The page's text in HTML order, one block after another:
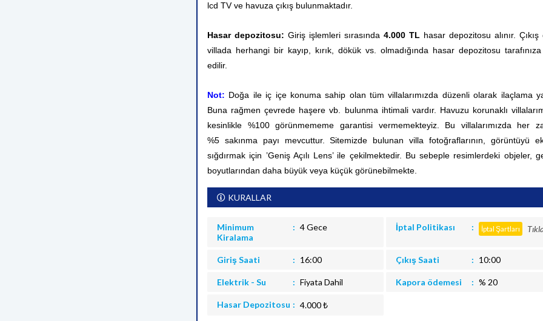
lcd TV ve havuza çıkış bulunmaktadır.
Hasar depozitosu: Giriş işlemleri sırasında 4.000 TL hasar depozitosu alınır. Çıkış
villada herhangi bir kayıp, kırık, dökük vs. olmadığında hasar depozitosu
edilir.
Not: Doğa ile iç içe konuma sahip olan tüm villalarımızda düzenli olarak ilaçlama
Buna rağmen çevrede haşere vb. bulunma ihtimali vardır. Havuzu korunaklı
kesinlikle %100 görünmememe garantisi vermemekteyiz. Bu villalarımızda her
%5 sakınma payı mevcuttur.
Sitemizde bulunan villa fotoğraflarının, görüntüyü
sığdırmak için ’Geniş Açılı Lens’ ile çekilmektedir. Bu sebeple resimlerdeki objeler,
boyutlarından daha büyük veya küçük görünebilmekte.
KURALLAR
Minimum
Kiralama
4 Gece İptal Politikası İptal Şartları
Giriş Saati 16:00 Çıkış Saati 10:00
Elektrik - Su Fiyata Dahil Kapora ödemesi % 20
Hasar Depozitosu 4.000 ₺